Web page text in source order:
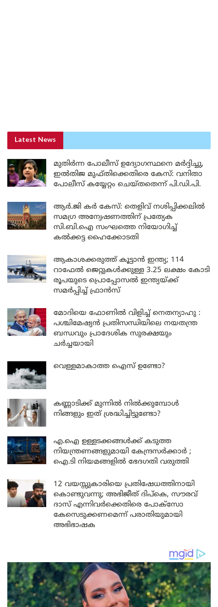
Latest News
മുതിർന്ന പോലീസ് ഉദ്യോഗസ്ഥനെ മർദ്ദിച്ചു,
ഇൽതിജ മുഫ്തിക്കെതിരെ കേസ്: വനിതാ
പോലീസ് കയ്യേറ്റം ചെയ്തതെന്ന് പി.ഡി.പി.
ആർ.ജി കർ കേസ്: തെളിവ് നശിപ്പിക്കലിൽ
സമഗ്ര അന്വേഷണത്തിന് പ്രത്യേക
സി.ബി.ഐ സംഘത്തെ നിയോഗിച്ച്
കൽക്കട്ട ഹൈക്കോടതി
ആകാശക്കരുത്ത് കൂട്ടാൻ ഇന്ത്യ; 114
റാഫേൽ ജെറ്റുകൾക്കുള്ള 3.25 ലക്ഷം കോടി
രൂപയുടെ പ്രൊപ്പോസൽ ഇന്ത്യയ്ക്ക്
സമർപ്പിച്ച് ഫ്രാൻസ്
മോദിയെ ഫോണിൽ വിളിച്ച് നെതന്യാഹു :
പശ്ചിമേഷ്യൻ പ്രതിസന്ധിയിലെ നയതന്ത്ര
ബന്ധവും പ്രാദേശിക സുരക്ഷയും
ചർച്ചയായി
വെള്ളമാകാത്ത ഐസ് ഉണ്ടോ?
കണ്ണാടിക്ക് മുന്നിൽ നിൽക്കുമ്പോൾ
നിങ്ങളും ഇത് ശ്രദ്ധിച്ചിട്ടുണ്ടോ?
എ.ഐ ഉള്ളടക്കങ്ങൾക്ക് കടുത്ത
നിയന്ത്രണങ്ങളുമായി കേന്ദ്രസർക്കാർ ;
ഐ.ടി നിയമങ്ങളിൽ ഭേദഗതി വരുത്തി
12 വയസ്സുകാരിയെ പ്രതിഷേധത്തിനായി
കൊണ്ടുവന്നു; അഭിജീത് ദിപ്കെ, സൗരവ്
ദാസ് എന്നിവർക്കെതിരെ പോക്സോ
കേസെടുക്കണമെന്ന് പരാതിയുമായി
അഭിഭാഷക